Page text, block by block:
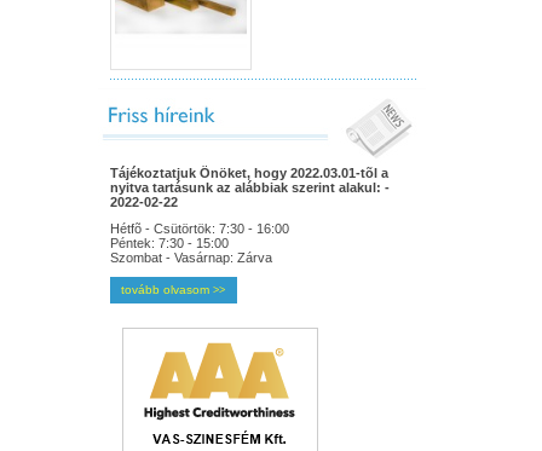
Tájékoztatjuk Önöket, hogy 2022.03.01-tõl a
nyitva tartásunk az alábbiak szerint alakul: -
2022-02-22
Hétfõ - Csütörtök: 7:30 - 16:00
Péntek: 7:30 - 15:00
Szombat - Vasárnap: Zárva
tovább olvasom >>